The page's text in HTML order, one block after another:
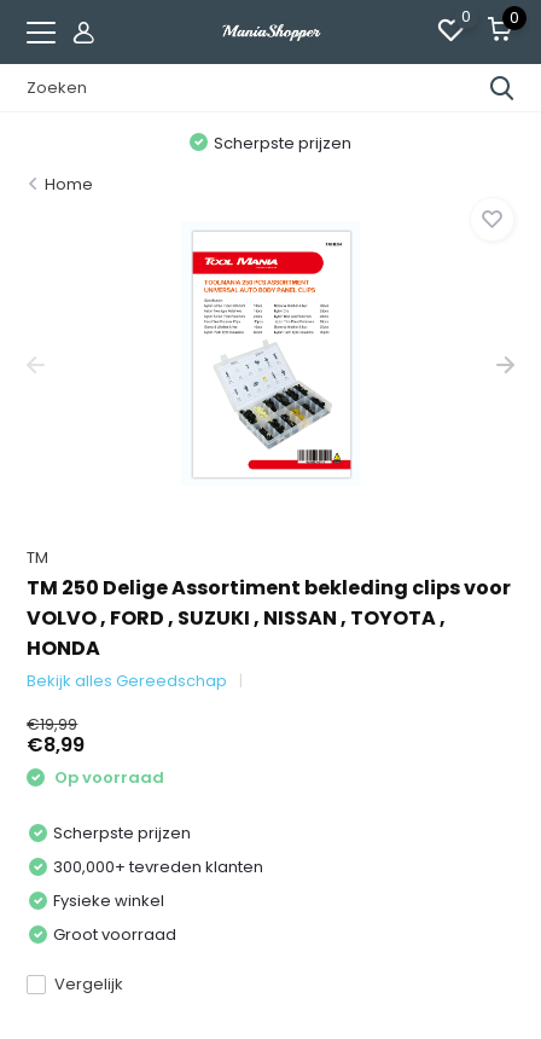
0 0
Scherpste prijzen
Home
TM
TM 250 Delige Assortiment bekleding clips voor
VOLVO , FORD , SUZUKI , NISSAN , TOYOTA ,
HONDA
Bekijk alles Gereedschap
€19,99
€8,99
Op voorraad
Scherpste prijzen
300,000+ tevreden klanten
Fysieke winkel
Groot voorraad
Vergelijk